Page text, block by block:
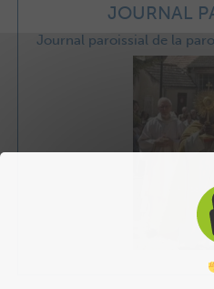
JOURNAL
Journal paroissial de la